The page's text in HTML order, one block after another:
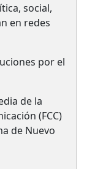
social,
en redes
por el
de la
(FCC)
de Nuevo